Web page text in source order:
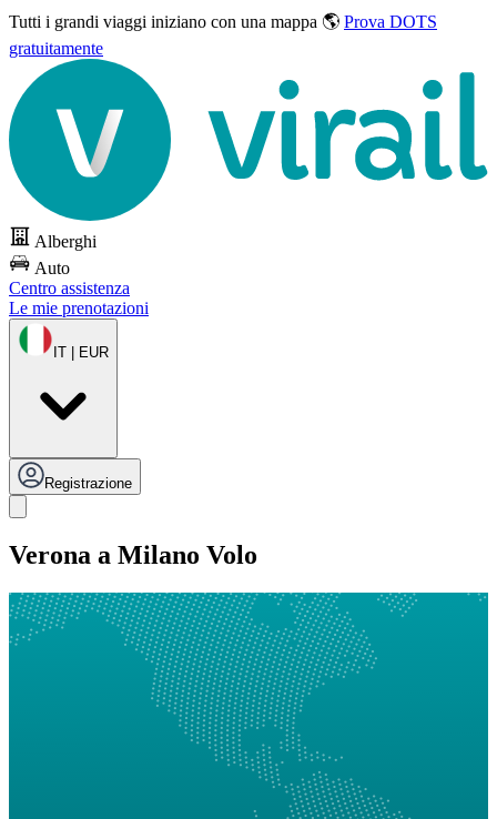
Tutti i grandi viaggi iniziano con una mappa 🌎 Prova DOTS
gratuitamente
Alberghi
Auto
Centro assistenza
Le mie prenotazioni
IT | EUR
Registrazione
Verona a Milano Volo